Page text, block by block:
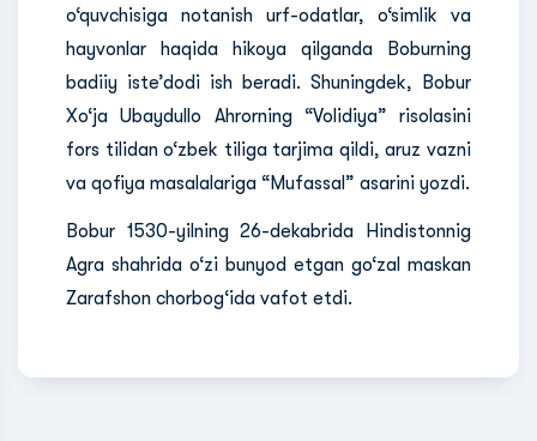
o‘quvchisiga notanish urf-odatlar, o‘simlik va
hayvonlar haqida hikoya qilganda Boburning
badiiy iste’dodi ish beradi. Shuningdek, Bobur
Xo‘ja Ubaydullo Ahrorning “Volidiya” risolasini
fors tilidan o‘zbek tiliga tarjima qildi, aruz vazni
va qofiya masalalariga “Mufassal” asarini yozdi.
Bobur 1530-yilning 26-dekabrida Hindistonnig
Agra shahrida o‘zi bunyod etgan go‘zal maskan
Zarafshon chorbog‘ida vafot etdi.